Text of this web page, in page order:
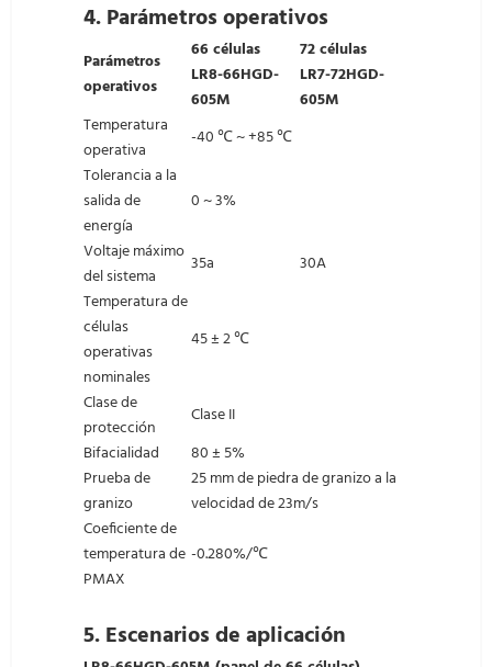
4.Parámetros operativos
Parámetros
operativos
66 células
LR8-66HGD-
605M
72 células
LR7-72HGD-
605M
Temperatura
operativa
-40 ℃ ~ +85 ℃
Tolerancia a la
salida de
energía
0 ~ 3%
Voltaje máximo
del sistema
35a
30A
Temperatura de
células
operativas
nominales
45 ± 2 ℃
Clase de
protección
Clase II
Bifacialidad
80 ± 5%
Prueba de
granizo
25 mm de piedra de granizo a la
velocidad de 23m/s
Coeficiente de
temperatura de
PMAX
-0.280%/℃
5.Escenarios de aplicación